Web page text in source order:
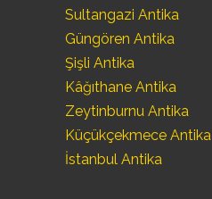
Sultangazi Antika
Güngören Antika
Şişli Antika
Kâğıthane Antika
Zeytinburnu Antika
Küçükçekmece Antika
İstanbul Antika